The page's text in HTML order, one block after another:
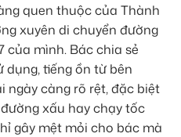
quen thuộc của Thành
xuyên di chuyển đường
của mình. Bác chia sẻ
dụng, tiếng ồn từ bên
ngày càng rõ rệt, đặc biệt
xấu hay chạy tốc
gây mệt mỏi cho bác mà